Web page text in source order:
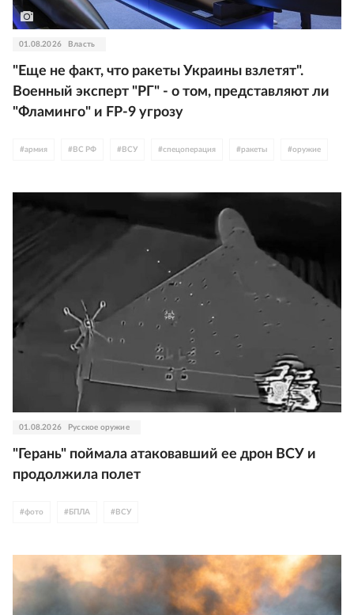
01.08.2026 Власть
"Еще не факт, что ракеты Украины взлетят".
Военный эксперт "РГ" - о том, представляют ли
"Фламинго" и FP-9 угрозу
#армия # ВС РФ # ВСУ #спецоперация #ракеты #оружие
01.08.2026 Русское оружие
"Герань" поймала атаковавший ее дрон ВСУ и
продолжила полет
#фото # БПЛА # ВСУ